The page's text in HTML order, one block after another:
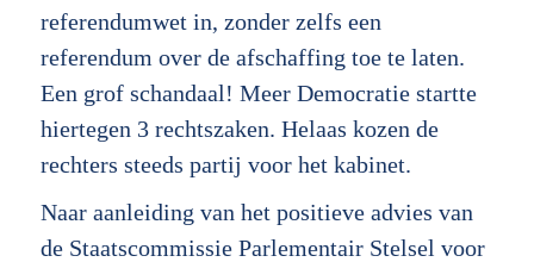
referendumwet in, zonder zelfs een
referendum over de afschaffing toe te laten.
Een grof schandaal! Meer Democratie startte
hiertegen 3 rechtszaken. Helaas kozen de
rechters steeds partij voor het kabinet.
Naar aanleiding van het positieve advies van
de Staatscommissie Parlementair Stelsel voor